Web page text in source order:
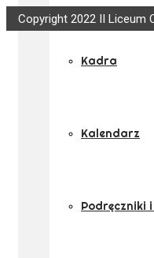
Kadra
Kalendarz
Podręczniki
Copyright 2022 II Liceum